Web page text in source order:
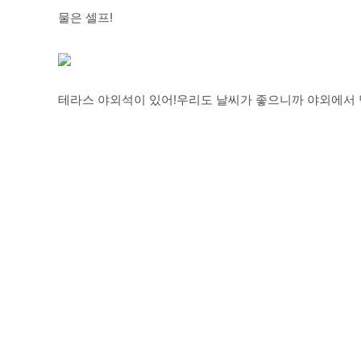
물은 셀프!
테라스 야외석이 있어!우리도 날씨가 좋으니까 야외에서